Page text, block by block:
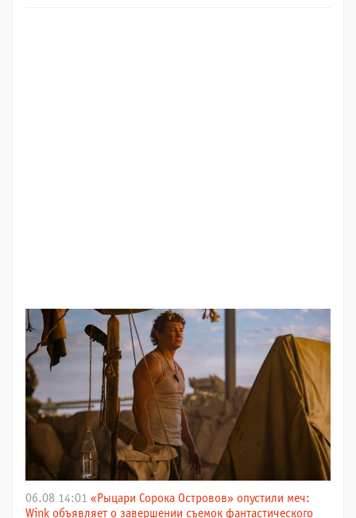
06.08 14:01 «Рыцари Сорока Островов» опустили меч:
Wink объявляет о завершении съемок фантастического